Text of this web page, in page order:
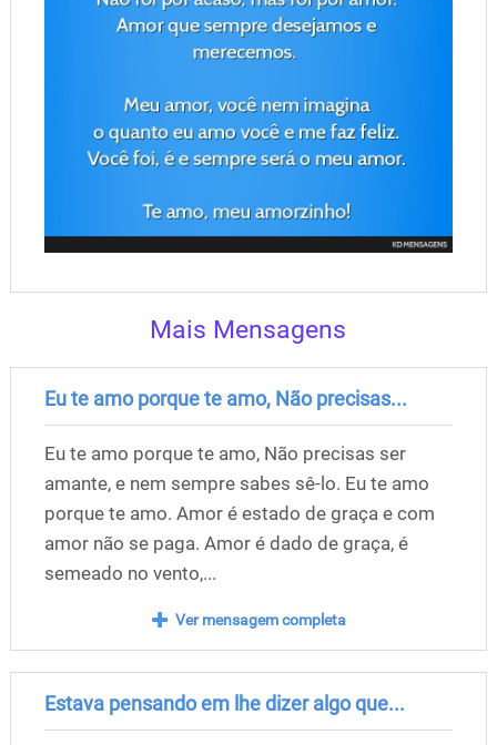
Mais Mensagens
Eu te amo porque te amo, Não precisas...
Eu te amo porque te amo, Não precisas ser
amante, e nem sempre sabes sê-lo. Eu te amo
porque te amo. Amor é estado de graça e com
amor não se paga. Amor é dado de graça, é
semeado no vento,...
Ver mensagem completa
Estava pensando em lhe dizer algo que...